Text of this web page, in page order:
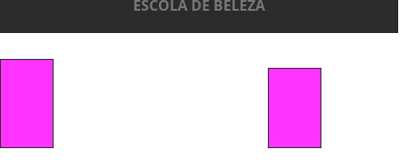
ESCOLA DE BELEZA